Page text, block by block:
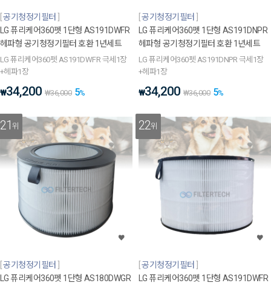
공기청정기필터
LG 퓨리케어360펫 1단형 AS191DWFR
헤파형 공기청정기필터 호환 1년세트
LG 퓨리케어360펫 AS191DWFR 극세1장
+헤파1장
₩34,200 ₩36,000 5%
공기청정기필터
LG 퓨리케어360펫 1단형 AS191DNPR
헤파형 공기청정기필터 호환 1년세트
LG 퓨리케어360펫 AS191DNPR 극세1장
+헤파1장
₩34,200 ₩36,000 5%
21위
공기청정기필터
LG 퓨리케어360펫 1단형 AS180DWGR
22위
공기청정기필터
LG 퓨리케어360펫 1단형 AS191DWFR